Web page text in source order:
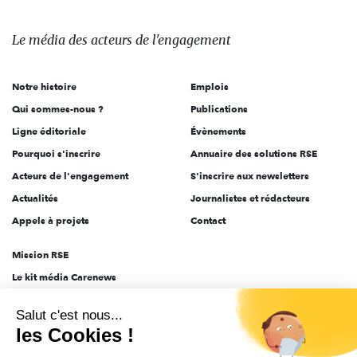
des
l'engagement
Le média des acteurs de l'engagement
Notre histoire
Qui sommes-nous ?
Ligne éditoriale
Pourquoi s'inscrire
Acteurs de l'engagement
Actualités
Appels à projets
Emplois
Publications
Évènements
Annuaire des solutions RSE
S'inscrire aux newsletters
Journalistes et rédacteurs
Contact
Mission RSE
Le kit média Carenews
AEF info
Novethic
Salut c'est nous...
les Cookies !